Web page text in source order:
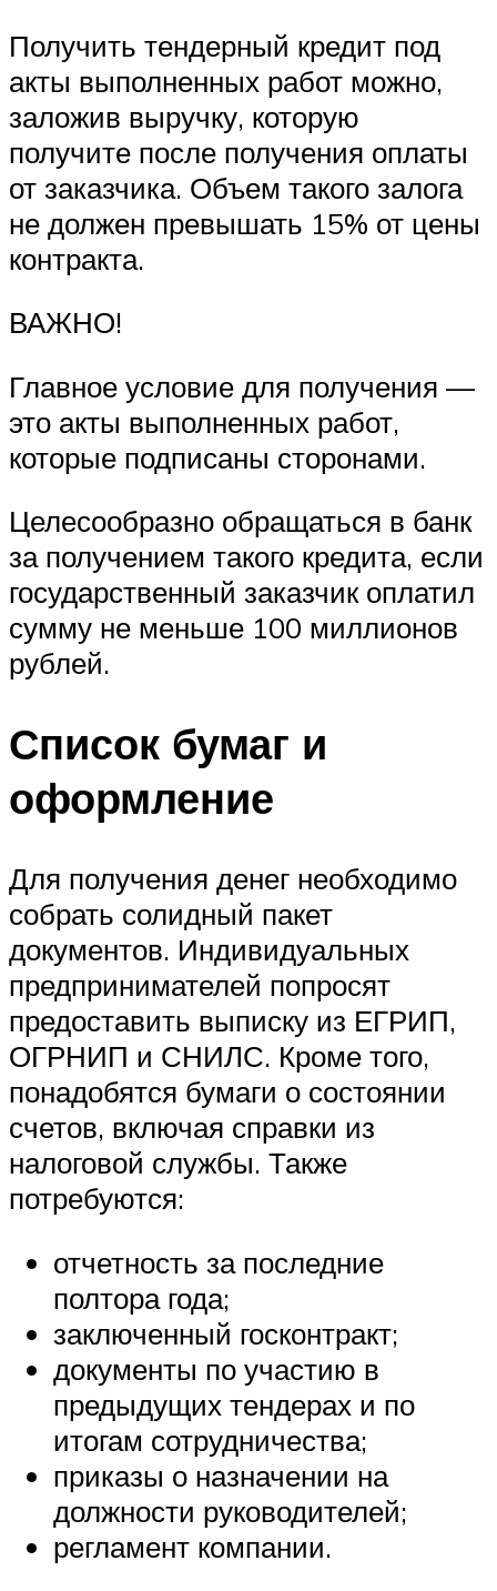
Получить тендерный кредит под
акты выполненных работ можно,
заложив выручку, которую
получите после получения оплаты
от заказчика. Объем такого залога
не должен превышать 15% от цены
контракта.
ВАЖНО!
Главное условие для получения —
это акты выполненных работ,
которые подписаны сторонами.
Целесообразно обращаться в банк
за получением такого кредита, если
государственный заказчик оплатил
сумму не меньше 100 миллионов
рублей.
Список бумаг и
оформление
Для получения денег необходимо
собрать солидный пакет
документов. Индивидуальных
предпринимателей попросят
предоставить выписку из ЕГРИП,
ОГРНИП и СНИЛС. Кроме того,
понадобятся бумаги о состоянии
счетов, включая справки из
налоговой службы. Также
потребуются:
отчетность за последние
полтора года;
заключенный госконтракт;
документы по участию в
предыдущих тендерах и по
итогам сотрудничества;
приказы о назначении на
должности руководителей;
регламент компании.